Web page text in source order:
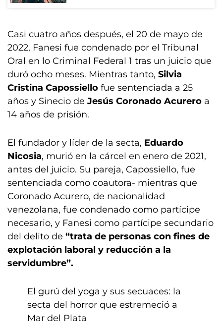
Casi cuatro años después, el 20 de mayo de
2022, Fanesi fue condenado por el Tribunal
Oral en lo Criminal Federal 1 tras un juicio que
duró ocho meses. Mientras tanto, Silvia
Cristina Capossiello fue sentenciada a 25
años y Sinecio de Jesús Coronado Acurero a
14 años de prisión.
El fundador y líder de la secta, Eduardo
Nicosia, murió en la cárcel en enero de 2021,
antes del juicio. Su pareja, Capossiello, fue
sentenciada como coautora- mientras que
Coronado Acurero, de nacionalidad
venezolana, fue condenado como partícipe
necesario, y Fanesi como partícipe secundario
del delito de “trata de personas con fines de
explotación laboral y reducción a la
servidumbre”.
El gurú del yoga y sus secuaces: la
secta del horror que estremeció a
Mar del Plata